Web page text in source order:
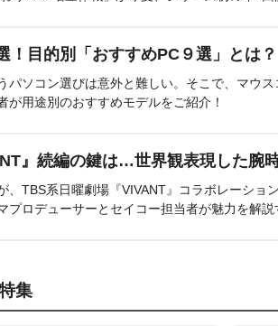
！目的別「おすすめPC９選」とは？
パソコン選びは意外と難しい。そこで、マウ
が用途別のおすすめモデルをご紹介！
』続編の鍵は…世界観表現した腕
、TBS系日曜劇場『VIVANT』コラボレーショ
プロデューサーとセイコー担当者が魅力を解説
集